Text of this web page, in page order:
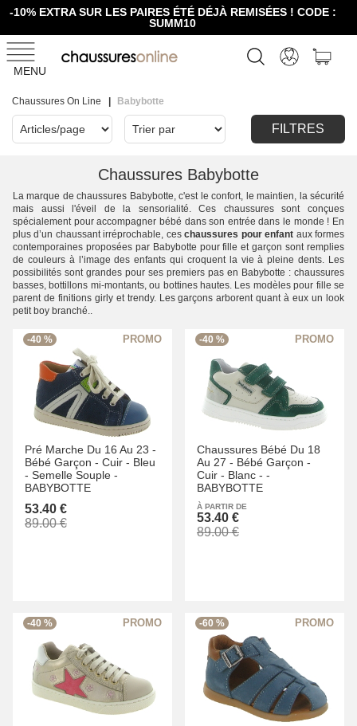
-10% EXTRA SUR LES PAIRES ÉTÉ DÉJÀ REMISÉES ! CODE :
SUMM10
MENU
Chaussures On Line Babybotte
FILTRES
Chaussures Babybotte
La marque de chaussures Babybotte, c'est le confort, le maintien, la sécurité
mais aussi l'éveil de la sensorialité. Ces chaussures sont conçues
spécialement pour accompagner bébé dans son entrée dans le monde ! En
plus d’un chaussant irréprochable, ceschaussures pour enfant aux formes
contemporaines proposées par Babybotte pour fille et garçon sont remplies
de couleurs à l’image des enfants qui croquent la vie à pleine dents. Les
possibilités sont grandes pour ses premiers pas en Babybotte : chaussures
basses, bottillons mi-montants, ou bottines hautes. Les modèles pour fille se
parent de finitions girly et trendy. Les garçons arborent quant à eux un look
petit boy branché..
-40 %
Pré Marche Du 16 Au 23 -
Bébé Garçon - Cuir - Bleu
- Semelle Souple -
BABYBOTTE
53.40 €
89.00 €
-40 %
Chaussures Bébé Du 18
Au 27 - Bébé Garçon -
Cuir - Blanc - -
BABYBOTTE
À PARTIR DE
53.40 €
89.00 €
-40 % -60 %